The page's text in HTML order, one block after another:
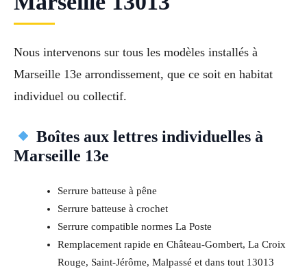
Nous intervenons sur tous les modèles installés à
Marseille 13e arrondissement, que ce soit en habitat
individuel ou collectif.
Boîtes aux lettres individuelles à
Marseille 13e
Serrure batteuse à pêne
Serrure batteuse à crochet
Serrure compatible normes La Poste
Remplacement rapide en Château-Gombert, La Croix
Rouge, Saint-Jérôme, Malpassé et dans tout 13013